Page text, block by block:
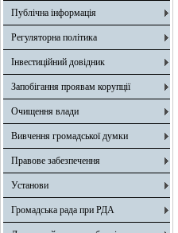
Публічна інформація
Регуляторна політика
Інвестиційний довідник
Запобігання проявам корупції
Очищення влади
Вивчення громадської думки
Правове забезпечення
Установи
Громадська рада при РДА